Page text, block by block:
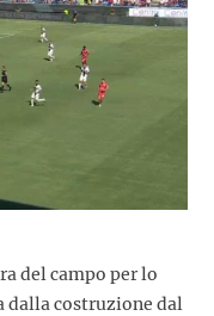
del campo per lo
dalla costruzione dal